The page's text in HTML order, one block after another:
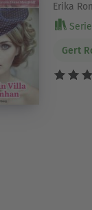
Erika
Serie
Gert